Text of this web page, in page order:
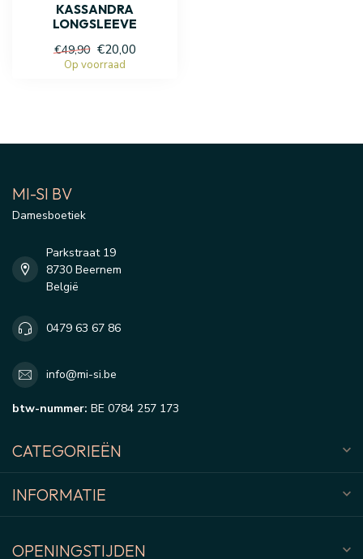
KASSANDRA
LONGSLEEVE
€49,90 €20,00
Op voorraad
MI-SI BV
Damesboetiek
Parkstraat 19
8730 Beernem
België
0479 63 67 86
info@mi-si.be
btw-nummer: BE 0784 257 173
CATEGORIEËN
INFORMATIE
OPENINGSTIJDEN